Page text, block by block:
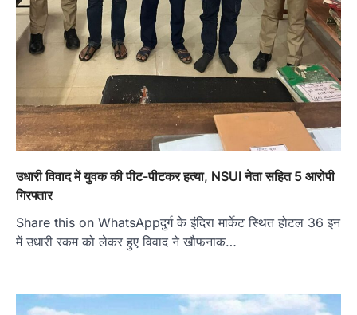
उधारी विवाद में युवक की पीट-पीटकर हत्या, NSUI नेता सहित 5 आरोपी
गिरफ्तार
Share this on WhatsAppदुर्ग के इंदिरा मार्केट स्थित होटल 36 इन
में उधारी रकम को लेकर हुए विवाद ने खौफनाक…